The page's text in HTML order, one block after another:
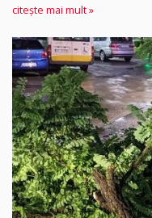
citește mai mult »